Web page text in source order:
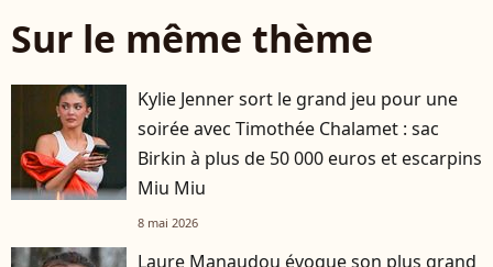
Sur le même thème
Kylie Jenner sort le grand jeu pour une
soirée avec Timothée Chalamet : sac
Birkin à plus de 50 000 euros et escarpins
Miu Miu
8 mai 2026
Laure Manaudou évoque son plus grand